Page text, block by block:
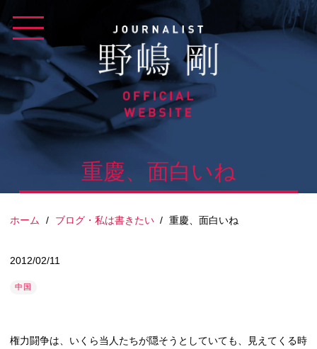
to
content
重慶、面白いね
ホーム / ブログ・私は書きたい / 重慶、面白いね
2012/02/11
中国
権力闘争は、いくら当人たちが隠そうとしていても、見えてくる時